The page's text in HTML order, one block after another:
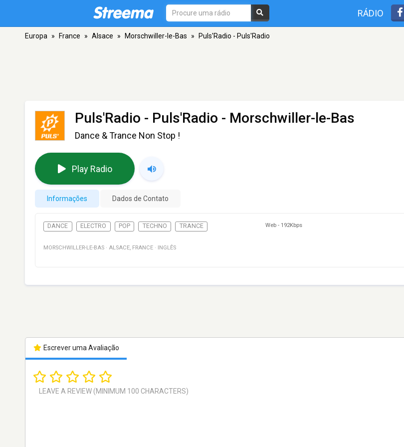
RÁDIO
Europa » France » Alsace » Morschwiller-le-Bas » Puls'Radio - Puls'Radio
Puls'Radio - Puls'Radio - Morschwiller-le-Bas
Dance & Trance Non Stop !
Play Radio
Informações Dados de Contato
DANCE ELECTRO POP TECHNO TRANCE Web - 192Kbps
MORSCHWILLER-LE-BAS · ALSACE, FRANCE · INGLÊS
Escrever uma Avaliação